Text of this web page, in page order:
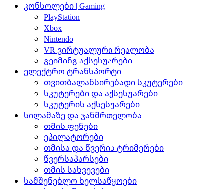
კონსოლები | Gaming
PlayStation
Xbox
Nintendo
VR ვირტუალური რეალობა
გეიმინგ აქსესუარები
ელექტრო ტრანსპორტი
თვითბალანსირებადი სკუტერები
სკუტერები და აქსესუარები
სკუტერის აქსესუარები
სილამაზე და ჯანმრთელობა
თმის ფენები
ეპილატორები
თმისა და წვერის ტრიმერები
წვერსაპარსები
თმის სახვევები
სამშენებლო ხელსაწყოები